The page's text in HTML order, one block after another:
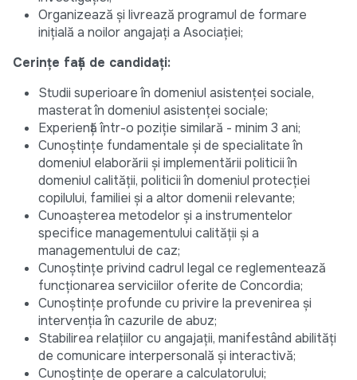
Organizează și livrează programul de formare
inițială a noilor angajați a Asociației;
Cerințe față de candidați:
Studii superioare în domeniul asistenței sociale,
masterat în domeniul asistenței sociale;
Experiență într-o poziție similară - minim 3 ani;
Cunoștințe fundamentale și de specialitate în
domeniul elaborării și implementării politicii în
domeniul calității, politicii în domeniul protecției
copilului, familiei și a altor domenii relevante;
Cunoașterea metodelor și a instrumentelor
specifice managementului calității și a
managementului de caz;
Cunoștințe privind cadrul legal ce reglementează
funcționarea serviciilor oferite de Concordia;
Cunoștințe profunde cu privire la prevenirea și
intervenția în cazurile de abuz;
Stabilirea relațiilor cu angajații, manifestând abilități
de comunicare interpersonală și interactivă;
Cunoștințe de operare a calculatorului;